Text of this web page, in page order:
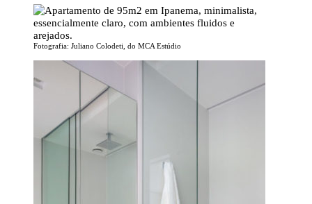
Fotografia: Juliano Colodeti, do MCA Estúdio